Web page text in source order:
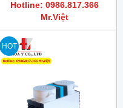
Hotline: 0986.817.366
Mr.Việt
HOT